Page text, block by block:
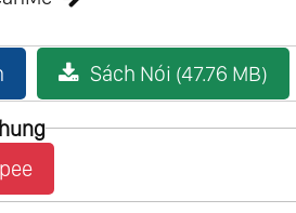
Sách Nói (47.76 MB)